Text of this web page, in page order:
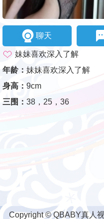
聊天
妹妹喜欢深入了解
年龄： 妹妹喜欢深入了解
身高： 9cm
三围： 38，25，36
Copyright © QBABY真人